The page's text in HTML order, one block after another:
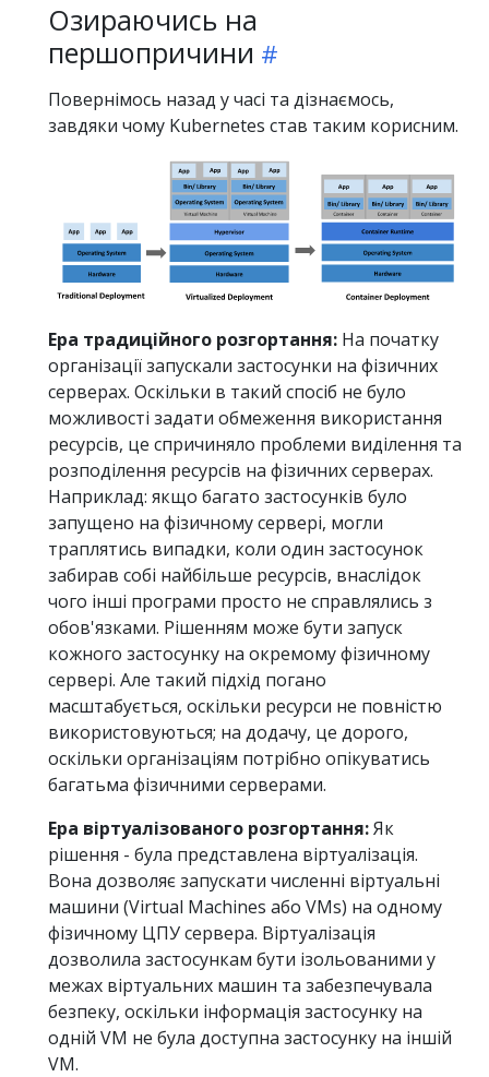
Озираючись на
першопричини
Повернімось назад у часі та дізнаємось,
завдяки чому Kubernetes став таким корисним.
Ера традиційного розгортання: На початку
організації запускали застосунки на фізичних
серверах. Оскільки в такий спосіб не було
можливості задати обмеження використання
ресурсів, це спричиняло проблеми виділення та
розподілення ресурсів на фізичних серверах.
Наприклад: якщо багато застосунків було
запущено на фізичному сервері, могли
траплятись випадки, коли один застосунок
забирав собі найбільше ресурсів, внаслідок
чого інші програми просто не справлялись з
обов'язками. Рішенням може бути запуск
кожного застосунку на окремому фізичному
сервері. Але такий підхід погано
масштабується, оскільки ресурси не повністю
використовуються; на додачу, це дорого,
оскільки організаціям потрібно опікуватись
багатьма фізичними серверами.
Ера віртуалізованого розгортання:Як
рішення - була представлена віртуалізація.
Вона дозволяє запускати численні віртуальні
машини (Virtual Machines або VMs) на одному
фізичному ЦПУ сервера. Віртуалізація
дозволила застосункам бути ізольованими у
межах віртуальних машин та забезпечувала
безпеку, оскільки інформація застосунку на
одній VM не була доступна застосунку на іншій
VM.